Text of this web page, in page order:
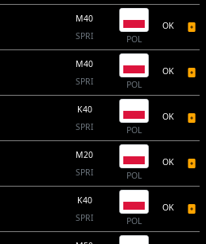
M40
SPRI
POL
OK
M40
SPRI
POL
OK
K40
SPRI
POL
OK
M20
SPRI
POL
OK
K40
SPRI
POL
OK